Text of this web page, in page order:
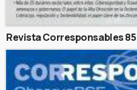
Revista Corresponsables 85